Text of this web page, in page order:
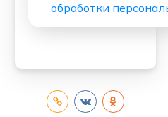
обработки